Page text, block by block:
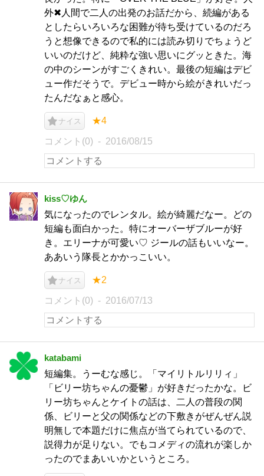
外✖人間で二人の出発のお話だから、続編がある
としたらいろいろな困難が待ち受けているのだろ
うと想像できるので私的には読み切りでちょうど
いいのだけど、純粋な強い思いにグッときた。海
の中のシーンがすごくきれい。最後の短編はデビ
ュー作だそうで。デビュー時から絵がきれいだっ
たんだなぁと感心。
ナイス ★4
コメント(0) 2016/08/15
kiss♡ゆん
気になったのでレンタル。絵が綺麗だなー。どの
短編も面白かった。特にオーバーザブルーが好
き。エリーナが可愛い♡ ジールの話もいいなー。
ああいう隊長とかかっこいい。
ナイス ★2
コメント(0) 2016/07/13
katabami
短編集。うーむな感じ。「マイリトルリリィ」
「ビリー坊ちゃんの憂鬱」が好きだったかな。ビ
リー坊ちゃんとケイトの話は、二人の普段の関
係、ビリーと父の関係などの下敷きがぜんぜん説
明無しで本題だけに焦点が当てられているので、
説得力が足りない。でもコメディの流れが楽しか
ったのでまあいいかというところ。